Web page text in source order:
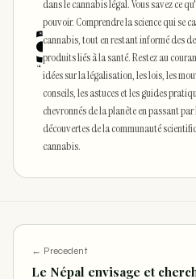
dans le cannabis légal. Vous savez ce
pouvoir. Comprendre la science qui se
cannabis, tout en restant informé des
produits liés à la santé. Restez au
idées sur la légalisation, les lois, les
conseils, les astuces et les guides
chevronnés de la planète en passant
découvertes de la communauté
cannabis.
← Precedent
Le Népal envisage et